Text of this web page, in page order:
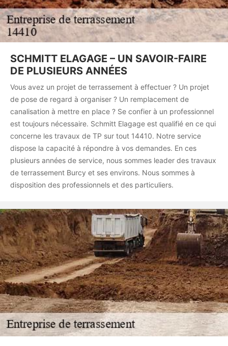
SCHMITT ELAGAGE – UN SAVOIR-FAIRE
DE PLUSIEURS ANNÉES
Vous avez un projet de terrassement à effectuer ? Un projet
de pose de regard à organiser ? Un remplacement de
canalisation à mettre en place ? Se confier à un professionnel
est toujours nécessaire. Schmitt Elagage est qualifié en ce qui
concerne les travaux de TP sur tout 14410. Notre service
dispose la capacité à répondre à vos demandes. En ces
plusieurs années de service, nous sommes leader des travaux
de terrassement Burcy et ses environs. Nous sommes à
disposition des professionnels et des particuliers.